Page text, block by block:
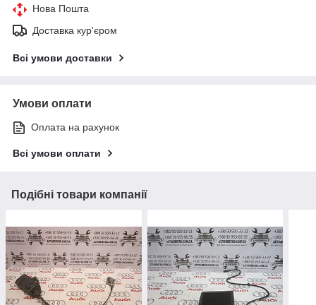
Нова Пошта
Доставка кур'єром
Всі умови доставки
Умови оплати
Оплата на рахунок
Всі умови оплати
Подібні товари компанії